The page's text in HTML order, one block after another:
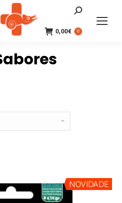
Search:
0,00€ 0
NOVIDADE